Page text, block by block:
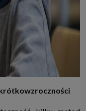
danych osobowych, ich
prawo do
przetwarzania danych
którym w Polsce
Pod tym adresem
danych i